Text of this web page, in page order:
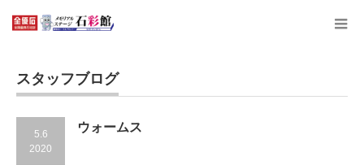
スタッフブログ
5.6
2020
ウォームス